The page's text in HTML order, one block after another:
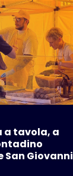
a tavola, a
San Giovanni